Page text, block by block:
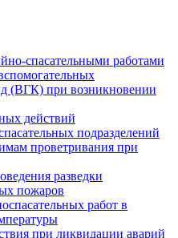
спасательными работами
(ВГК) при возникновении
действий
подразделений
проветривания при
разведки
пожаров
работ в
при ликвидации аварий